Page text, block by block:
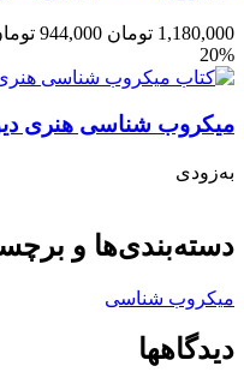
1,180,000 تومان 944,000
20%
میکروب شناسی هنری
به‌زودی
دسته‌بندی‌ها و
میکروب شناسی
دیدگاهها